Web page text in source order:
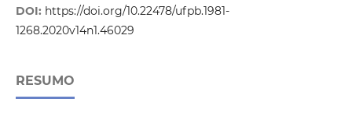
DOI: https://doi.org/10.22478/ufpb.1981-
1268.2020v14n1.46029
RESUMO